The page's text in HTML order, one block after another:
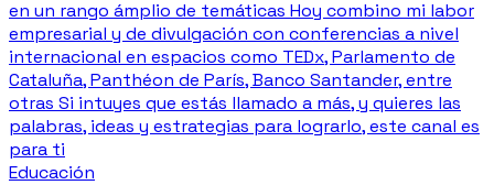
en un rango ámplio de temáticas Hoy combino mi labor
empresarial y de divulgación con conferencias a nivel
internacional en espacios como TEDx, Parlamento de
Cataluña, Panthéon de París, Banco Santander, entre
otras Si intuyes que estás llamado a más, y quieres las
palabras, ideas y estrategias para lograrlo, este canal es
para ti
Educación